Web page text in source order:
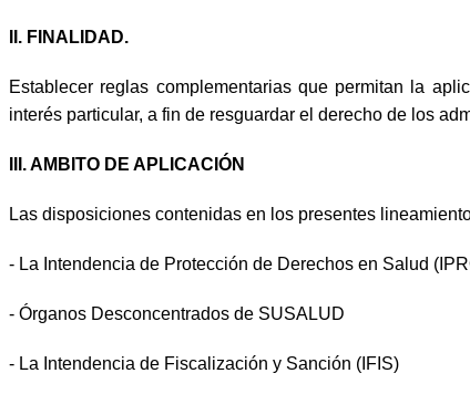
II. FINALIDAD.
Establecer reglas complementarias que permitan la
interés particular, a fin de resguardar el derecho de los
III. AMBITO DE APLICACIÓN
Las disposiciones contenidas en los presentes
- La Intendencia de Protección de Derechos en Salud
- Órganos Desconcentrados de SUSALUD
- La Intendencia de Fiscalización y Sanción (IFIS)